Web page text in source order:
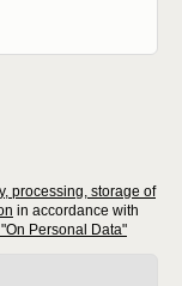
processing, storage of
in accordance with
Personal Data"